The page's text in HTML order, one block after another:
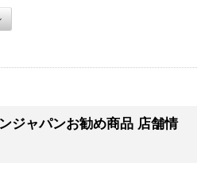
ジャパンお勧め商品 店舗情